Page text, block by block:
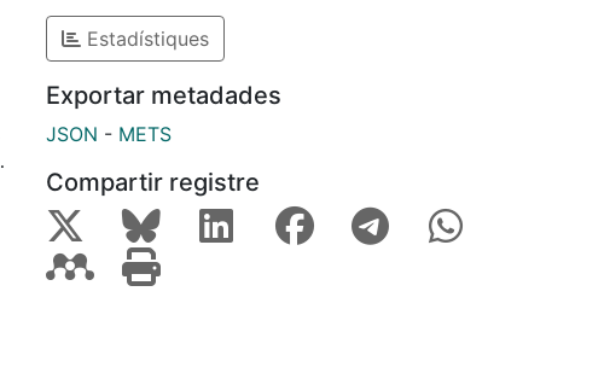
Estadístiques
Exportar metadades
JSON - METS
Compartir registre